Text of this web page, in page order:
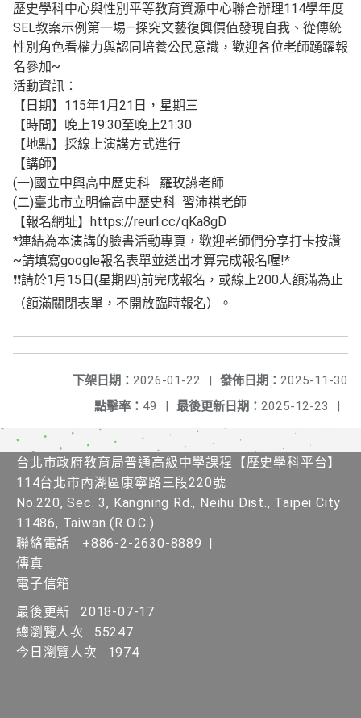
歷史學科中心與性別平等教育資源中心聯合辦理114學年度
SEL教案示例第一場—探究文藝復興價值發現自我、從傳統
性別角色看權力與認同培養公民意識，歡迎各位老師踴躍報
名參加~
活動資訊：
【日期】115年1月21日，星期三
【時間】晚上19:30至晚上21:30
【地點】採線上演講方式進行
【講師】
(一)國立中興高中歷史科 羅玫讌老師
(二)臺北市立明倫高中歷史科 習沛祺老師
【報名網址】https://reurl.cc/qKa8gD
*連結為本演講的臉書活動專頁，歡迎老師們分享打卡按讚
~請填寫google報名表單並送出才算完成報名喔!*
❗️❗️請於1月15日(星期四)前完成報名，或線上200人額滿為止
（額滿關閉表單，不開放臨時報名）。
發佈日期： 2025-11-30
下架日期： 2026-01-22
|
最後更新日期： 2025-12-23 |
點擊率： 49 |
台北市政府教育局普通高級中學課程【歷史學科平台】
114台北市內湖區康寧路三段220號
No.220, Sec. 3, Kangning Rd., Neihu Dist., Taipei City
11486, Taiwan (R.O.C.)
聯絡電話
+886-2-2630-8889 |
傳真
電子信箱
最後更新
2018-07-17
總瀏覽人次
55247
今日瀏覽人次
1974